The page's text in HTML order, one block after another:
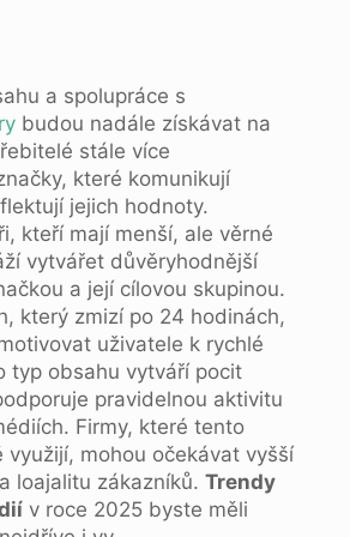
a spolupráce s
budou nadále získávat na
stále více
které komunikují
jejich hodnoty.
kteří mají menší, ale věrné
vytvářet důvěryhodnější
a její cílovou skupinou.
který zmizí po 24 hodinách,
uživatele k rychlé
typ obsahu vytváří pocit
pravidelnou aktivitu
Firmy, které tento
využijí, mohou očekávat vyšší
loajalitu zákazníků. Trendy
v roce 2025 byste měli